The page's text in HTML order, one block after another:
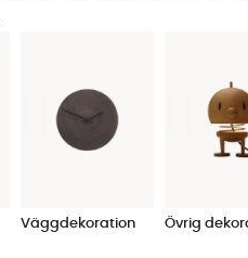
Väggdekoration Övrig